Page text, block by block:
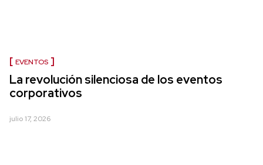
EVENTOS
La revolución silenciosa de los eventos
corporativos
julio 17, 2026